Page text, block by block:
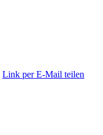
Link per E-Mail teilen